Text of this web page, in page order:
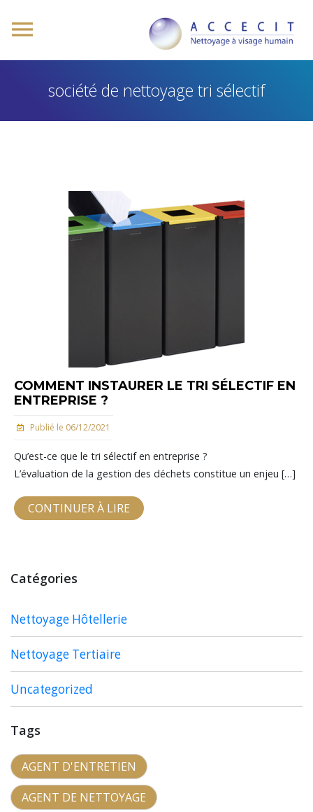
société de nettoyage tri sélectif
COMMENT INSTAURER LE TRI SÉLECTIF EN
ENTREPRISE ?
Publié le 06/12/2021
Qu’est-ce que le tri sélectif en entreprise ?
L’évaluation de la gestion des déchets constitue un enjeu […]
CONTINUER À LIRE
Catégories
Nettoyage Hôtellerie
Nettoyage Tertiaire
Uncategorized
Tags
AGENT D'ENTRETIEN
AGENT DE NETTOYAGE